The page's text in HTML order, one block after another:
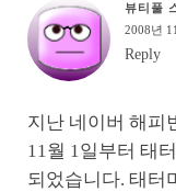
뷰티풀
2008년
Reply
지난 네이버 해피
11월 1일부터 태
되었습니다. 태터